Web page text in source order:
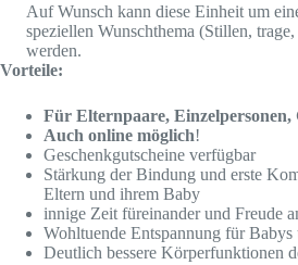
Auf Wunsch kann diese Einheit um
speziellen Wunschthema (Stillen,
werden.
Vorteile:
Für Elternpaare, Einzelpersonen,
Auch online möglich!
Geschenkgutscheine verfügbar
Stärkung der Bindung und erste
Eltern und ihrem Baby
innige Zeit füreinander und Freude
Wohltuende Entspannung für Babys
Deutlich bessere Körperfunktionen